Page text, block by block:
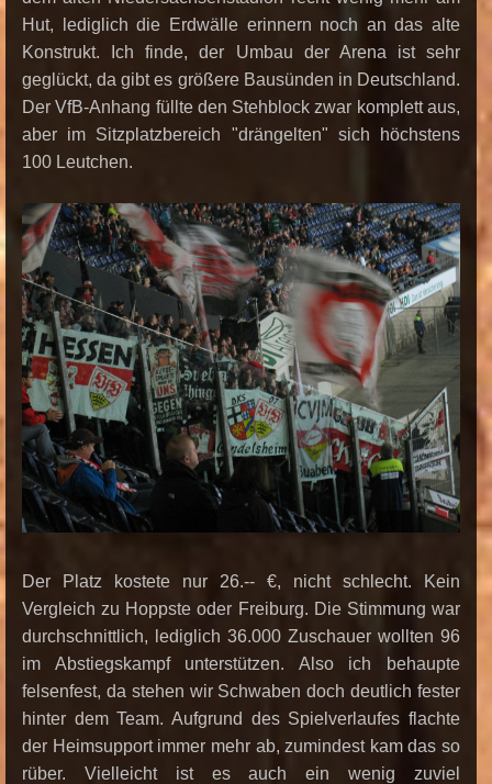
Hut, lediglich die Erdwälle erinnern noch an das alte
Konstrukt. Ich finde, der Umbau der Arena ist sehr
geglückt, da gibt es größere Bausünden in Deutschland.
Der VfB-Anhang füllte den Stehblock zwar komplett aus,
aber im Sitzplatzbereich "drängelten" sich höchstens
100 Leutchen.
Der Platz kostete nur 26.-- €, nicht schlecht. Kein
Vergleich zu Hoppste oder Freiburg. Die Stimmung war
durchschnittlich, lediglich 36.000 Zuschauer wollten 96
im Abstiegskampf unterstützen. Also ich behaupte
felsenfest, da stehen wir Schwaben doch deutlich fester
hinter dem Team. Aufgrund des Spielverlaufes flachte
der Heimsupport immer mehr ab, zumindest kam das so
rüber. Vielleicht ist es auch ein wenig zuviel